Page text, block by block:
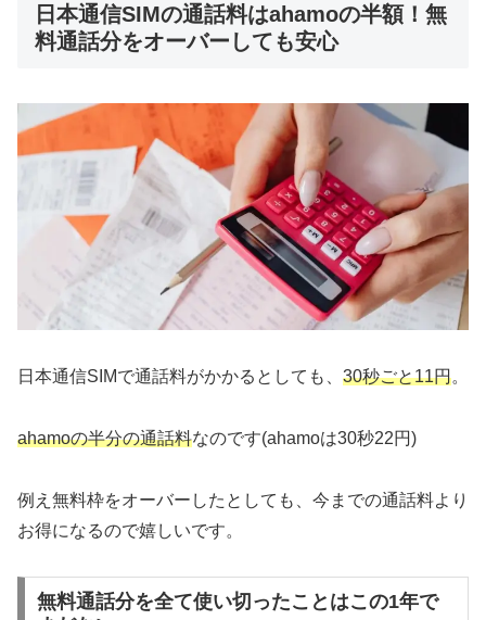
日本通信SIMの通話料はahamoの半額！無
料通話分をオーバーしても安心
日本通信SIMで通話料がかかるとしても、 30秒ごと11円。
ahamoの半分の通話料なのです(ahamoは30秒22円)
例え無料枠をオーバーしたとしても、今までの通話料より
お得になるので嬉しいです。
無料通話分を全て使い切ったことはこの1年で